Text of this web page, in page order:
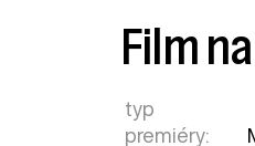
Film
typ
premiéry: